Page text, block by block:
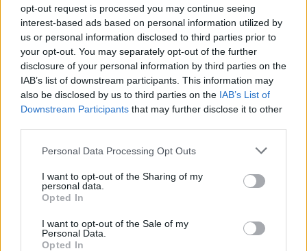
opt-out request is processed you may continue seeing
interest-based ads based on personal information utilized by
us or personal information disclosed to third parties prior to
your opt-out. You may separately opt-out of the further
disclosure of your personal information by third parties on the
IAB’s list of downstream participants. This information may
also be disclosed by us to third parties on the IAB’s List of
Downstream Participants that may further disclose it to other
Please note that this website/app uses one or more Google
not limited to your visit or usage behaviour. You may click to
grant or deny consent to Google and its third-party tags to
use your data for below specified purposes in below Google
consent section.
Personal Data Processing Opt Outs
I want to opt-out of the Sharing of my
personal data.
Opted In
I want to opt-out of the Sale of my
Personal Data.
Opted In
Tóth Andi | Top és sort OYSHO | Öv BERSHKA
Fotó:ajkai dávid